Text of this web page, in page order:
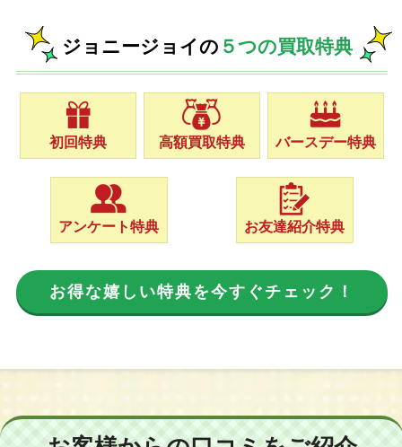
ジョニージョイの ５つの買取特典
初回特典 高額買取特典 バースデー特典
アンケート特典 お友達紹介特典
お得な嬉しい特典を今すぐチェック！